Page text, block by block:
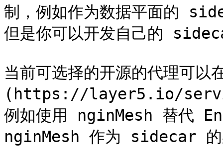
制，例如作为数据平面的
但是你可以开发自己的
当前可选择的开源的代理
(https://layer5.io/
例如使用 nginMesh 替代
nginMesh 作为 sidecar 的